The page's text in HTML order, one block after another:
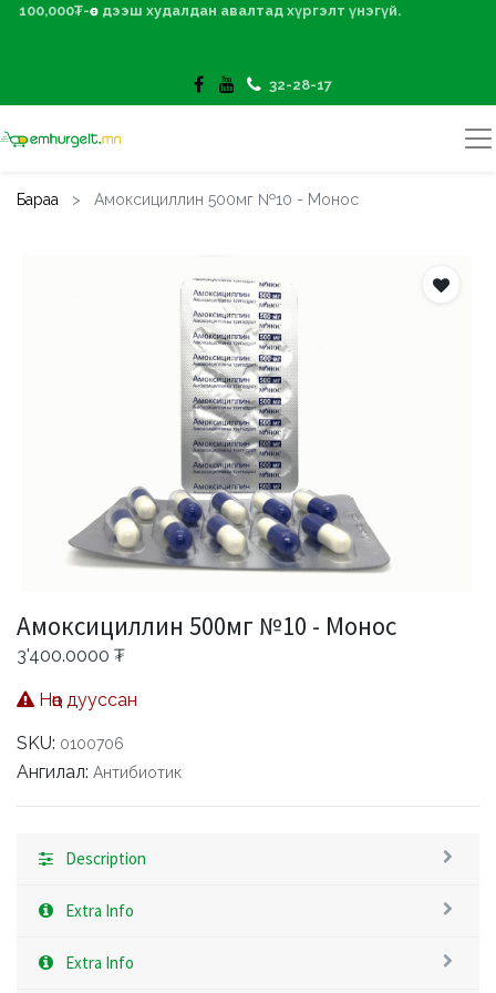
100,000₮-өөс дээш худалдан авалтад хүргэлт үнэгүй.
32-28-17
Бараа Амоксициллин 500мг №10 - Монос
Амоксициллин 500мг №10 - Монос
3'400.0000 ₮
Нөөц дууссан
SKU: 0100706
Ангилал: Антибиотик
Description
Extra Info
Extra Info